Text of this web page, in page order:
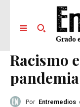
Racismo
pandemia
Por Entremedios